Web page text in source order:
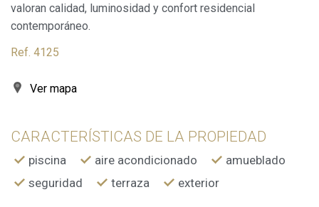
valoran calidad, luminosidad y confort residencial
contemporáneo.
Ref. 4125
Ver mapa
CARACTERÍSTICAS DE LA PROPIEDAD
piscina aire acondicionado
amueblado
seguridad
terraza exterior